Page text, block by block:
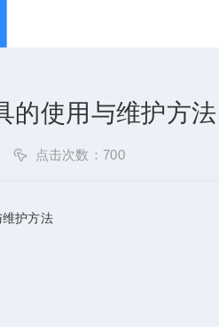
的使用与维护方法
点击次数：700
护方法